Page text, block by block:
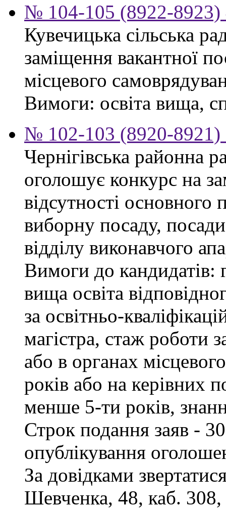
№ 104-105 (8922-8923)
Кувечицька сільська
заміщення вакантної
місцевого
Вимоги: освіта вища,
№ 102-103 (8920-8921)
Чернігівська районна
оголошує конкурс на
відсутності основного
виборну посаду,
відділу виконавчого
Вимоги до кандидатів:
вища освіта
за освітньо-
магістра, стаж роботи
або в органах
років або на керівних
менше 5-ти років,
Строк подання заяв -
опублікування
За довідками
Шевченка, 48, каб.